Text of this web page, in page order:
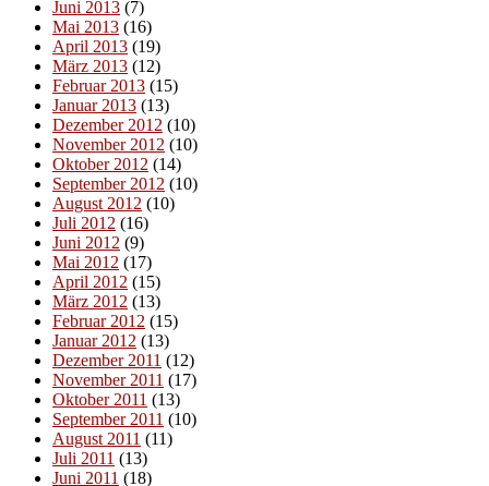
Juni 2013 (7)
Mai 2013 (16)
April 2013 (19)
März 2013 (12)
Februar 2013 (15)
Januar 2013 (13)
Dezember 2012 (10)
November 2012 (10)
Oktober 2012 (14)
September 2012 (10)
August 2012 (10)
Juli 2012 (16)
Juni 2012 (9)
Mai 2012 (17)
April 2012 (15)
März 2012 (13)
Februar 2012 (15)
Januar 2012 (13)
Dezember 2011 (12)
November 2011 (17)
Oktober 2011 (13)
September 2011 (10)
August 2011 (11)
Juli 2011 (13)
Juni 2011 (18)